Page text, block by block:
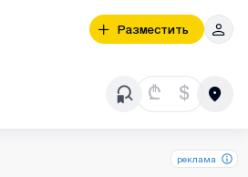
Разместить
₾ $
реклама